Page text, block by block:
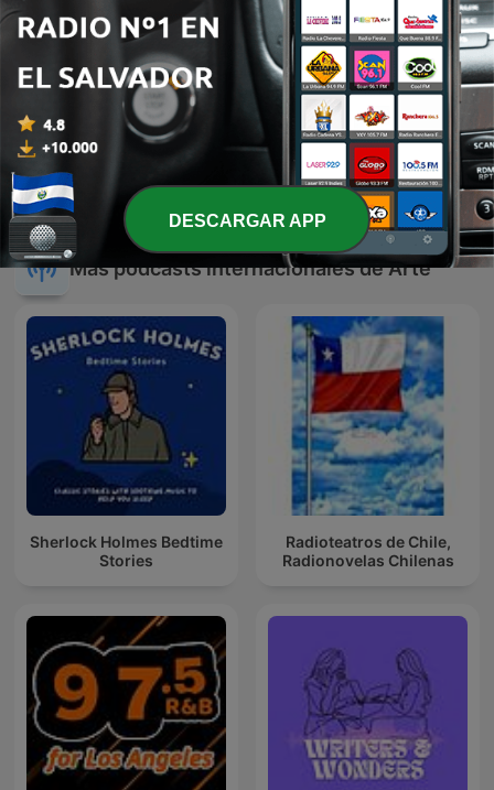
Desde el Librero La Respuesta Imprevista
Más podcasts internacionales de Arte
Sherlock Holmes Bedtime
Stories
Radioteatros de Chile,
Radionovelas Chilenas
DESCARGAR APP